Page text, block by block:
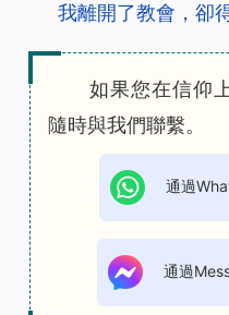
我離開了教會，卻
如果您在信仰
隨時與我們聯繫。
通過
通過